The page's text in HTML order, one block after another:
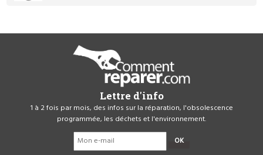
Lettre d'info
1 à 2 fois par mois, des infos sur la réparation, l'obsolescence
programmée, les déchets et l'environnement.
OK